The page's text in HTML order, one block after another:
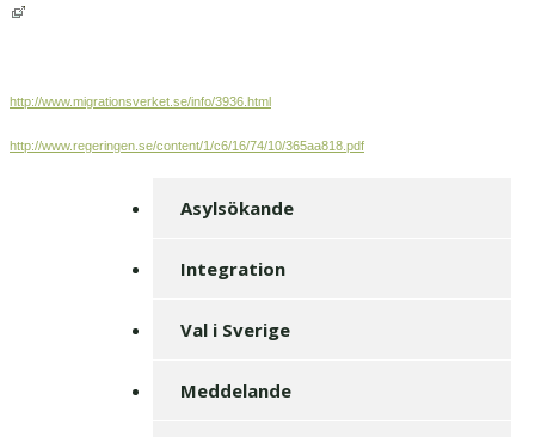
http://www.migrationsverket.se/info/3936.html
http://www.regeringen.se/content/1/c6/16/74/10/365aa818.pdf
Asylsökande
Integration
Val i Sverige
Meddelande